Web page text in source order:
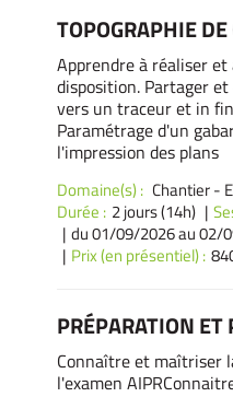
TOPOGRAPHIE
Apprendre à réaliser
disposition. Partager
vers un traceur et in
Paramétrage d'un
l'impression des plans
Domaine(s) : Chantier -
Durée : 2 jours (14h)
du 01/09/2026au 02/
Prix (en présentiel) :
PRÉPARATION
Connaître et maîtriser
l'examen